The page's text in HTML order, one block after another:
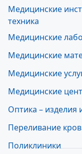
Медицинские
техника
Медицинские
Медицинские
Медицинские
Медицинские
Оптика – изделия
Переливание
Поликлиники